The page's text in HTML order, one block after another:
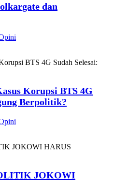
dan
Korupsi BTS 4G
Berpolitik?
JOKOWI